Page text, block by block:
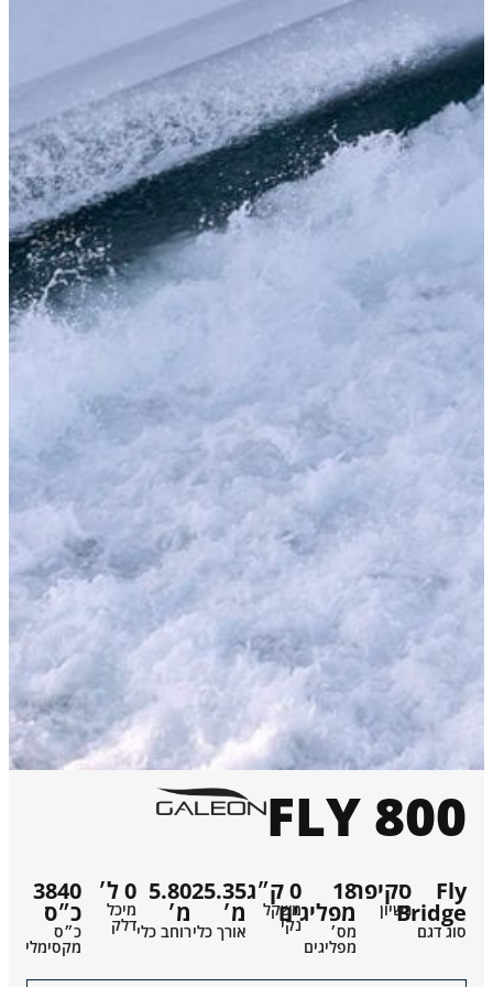
800 FLY
Fly
Bridge
סוג דגם
סקיפר
רשיון
18
מפליגים
מס׳
מפליגים
0 ק״ג
משקל
נקי
25.35
מ׳
אורך כלי
5.80
מ׳
רוחב כלי
0 ל׳
מיכל
דלק
3840
כ״ס
כ״ס
מקסימלי